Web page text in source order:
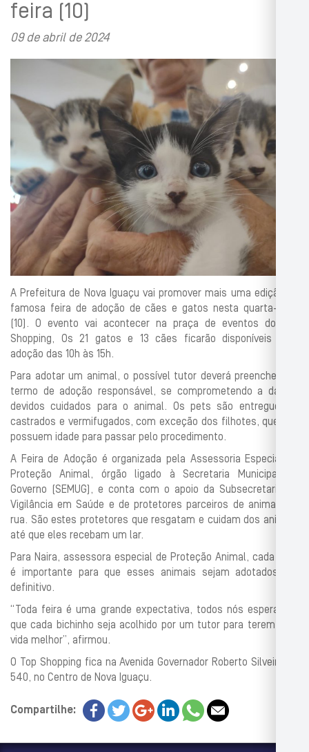
feira (10)
09 de abril de 2024
A Prefeitura de Nova Iguaçu vai promover mais uma edição da
famosa feira de adoção de cães e gatos nesta quarta-feira
(10). O evento vai acontecer na praça de eventos do Top
Shopping, Os 21 gatos e 13 cães ficarão disponíveis para
adoção das 10h às 15h.
Para adotar um animal, o possível tutor deverá preencher um
termo de adoção responsável, se comprometendo a dar os
devidos cuidados para o animal. Os pets são entregues já
castrados e vermifugados, com exceção dos filhotes, que não
possuem idade para passar pelo procedimento.
A Feira de Adoção é organizada pela Assessoria Especial de
Proteção Animal, órgão ligado à Secretaria Municipal de
Governo (SEMUG), e conta com o apoio da Subsecretaria de
Vigilância em Saúde e de protetores parceiros de animais de
rua. São estes protetores que resgatam e cuidam dos animais
até que eles recebam um lar.
Para Naira, assessora especial de Proteção Animal, cada feira
é importante para que esses animais sejam adotados em
definitivo.
“Toda feira é uma grande expectativa, todos nós esperamos
que cada bichinho seja acolhido por um tutor para terem uma
vida melhor”, afirmou.
O Top Shopping fica na Avenida Governador Roberto Silveira, nº
540, no Centro de Nova Iguaçu.
Compartilhe: